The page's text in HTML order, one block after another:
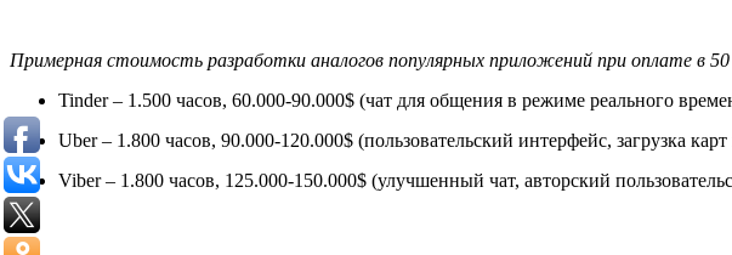
Примерная стоимость разработки аналогов популярных приложений при оплате в
Tinder – 1.500 часов, 60.000-90.000$ (чат для общения в режиме реального
Uber – 1.800 часов, 90.000-120.000$ (пользовательский интерфейс, загрузка
Viber – 1.800 часов, 125.000-150.000$ (улучшенный чат, авторский